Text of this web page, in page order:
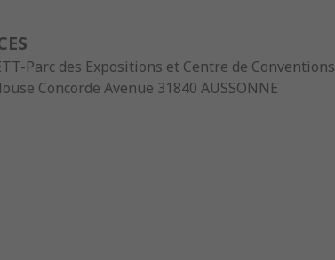
Parc des Expositions et Centre de
Concorde Avenue 31840 AUSSONNE